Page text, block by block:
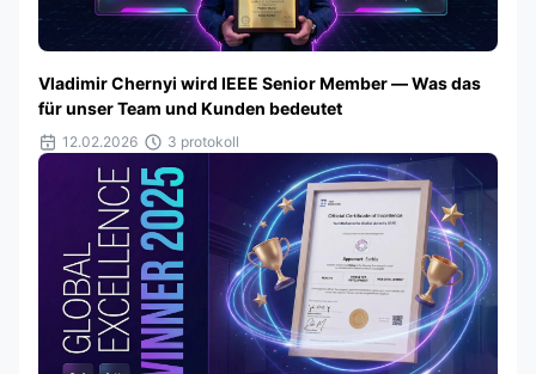
Vladimir Chernyi wird IEEE Senior Member — Was das
für unser Team und Kunden bedeutet
12.02.2026 3 protokoll